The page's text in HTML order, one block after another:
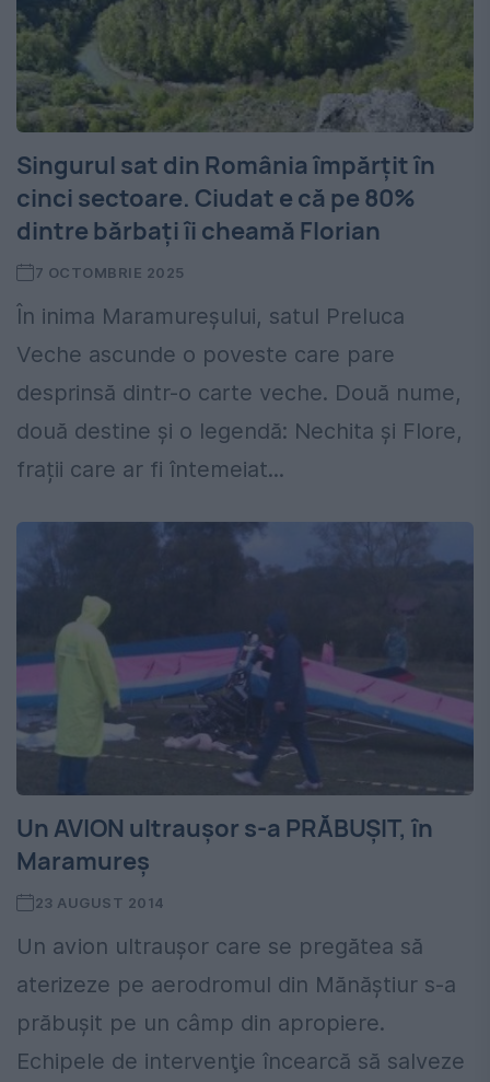
Singurul sat din România împărțit în
cinci sectoare. Ciudat e că pe 80%
dintre bărbați îi cheamă Florian
7 OCTOMBRIE 2025
În inima Maramureșului, satul Preluca
Veche ascunde o poveste care pare
desprinsă dintr-o carte veche. Două nume,
două destine și o legendă: Nechita și Flore,
frații care ar fi întemeiat...
Un AVION ultrauşor s-a PRĂBUŞIT, în
Maramureş
23 AUGUST 2014
Un avion ultrauşor care se pregătea să
aterizeze pe aerodromul din Mănăştiur s-a
prăbuşit pe un câmp din apropiere.
Echipele de intervenţie încearcă să salveze